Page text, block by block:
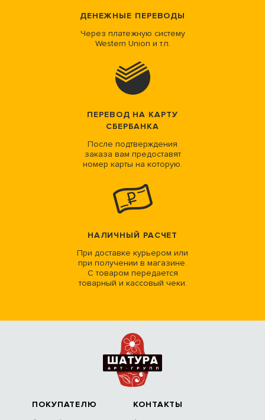
ДЕНЕЖНЫЕ ПЕРЕВОДЫ
Через платежную систему
Western Union и т.п.
ПЕРЕВОД НА КАРТУ
СБЕРБАНКА
После подтверждения
заказа вам предоставят
номер карты на которую.
НАЛИЧНЫЙ РАСЧЕТ
При доставке курьером или
при получении в магазине.
С товаром передается
товарный и кассовый чеки.
ПОКУПАТЕЛЮ КОНТАКТЫ